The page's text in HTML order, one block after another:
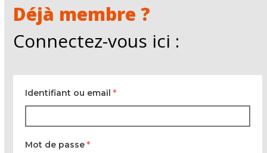
Déjà membre ?
Connectez-vous ici :
Identifiant ou email*
Mot de passe*